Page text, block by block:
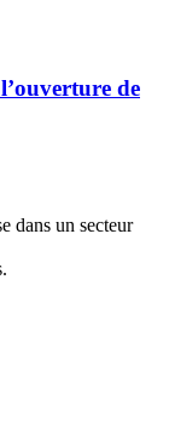
de
dans un secteur